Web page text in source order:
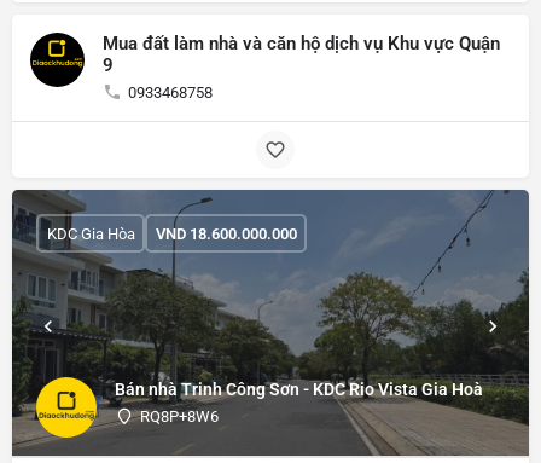
Mua đất làm nhà và căn hộ dịch vụ Khu vực Quận
9
0933468758
Bán nhà Trinh Công Sơn - KDC Rio Vista Gia Hoà
RQ8P+8W6
KDC Gia Hòa VND 18.600.000.000